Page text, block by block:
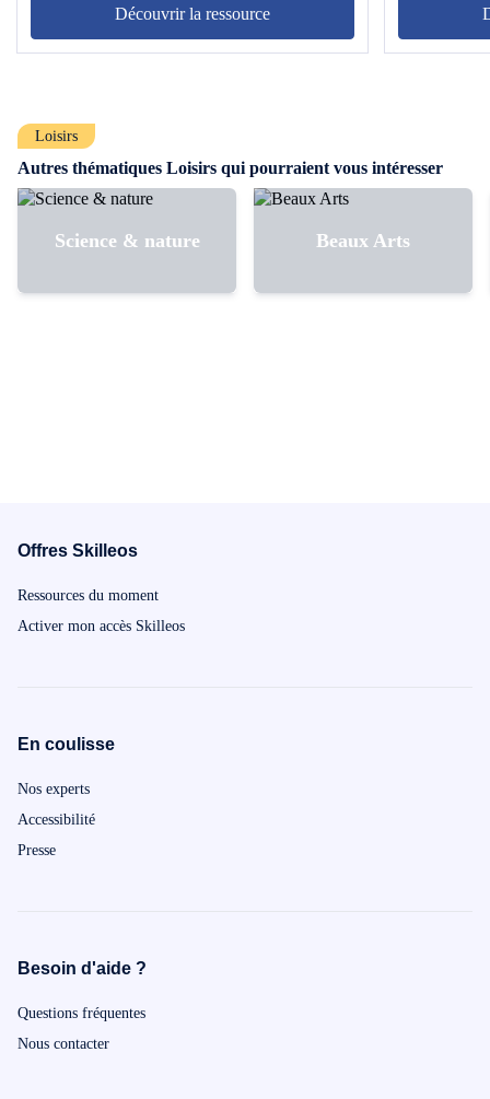
grâce à des exercices qui vous seront proposés.
À la fin de ce cours, vous aurez acquis toutes
les bases nécessaires pour réaliser une coupe
coiffure !
Découvrir la ressource
Loisirs
Autres thématiques Loisirs qui pourraient vous intéresser
Science & nature Beaux Arts
Offres Skilleos
Ressources du moment
Activer mon accès Skilleos
En coulisse
Nos experts
Accessibilité
Presse
Besoin d'aide ?
Questions fréquentes
Nous contacter